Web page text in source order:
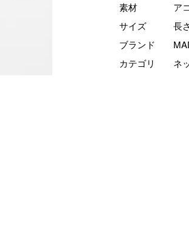
素材
ア
サイズ
長
ブランド
カテゴリ
ネ